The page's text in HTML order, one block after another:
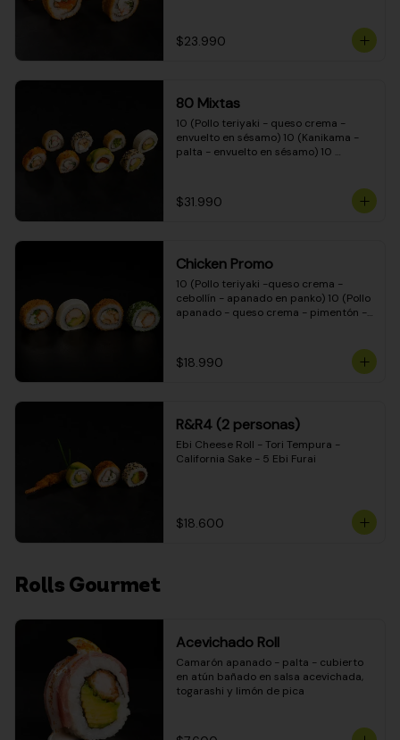
crema - cebollín)
$23.990
80 Mixtas
10 (Pollo teriyaki - queso crema -
envuelto en sésamo) 10 (Kanikama -
palta - envuelto en sésamo) 10
envuelto en queso crema) 10
(Camarón - queso crema - cebollín -
teriyaki - queso crema - cebollín -
envuelto en masa tempura) 10
(Pimentón - queso crema - cebollín -
envuelto en masa tempura)
$31.990
Chicken Promo
10 (Pollo teriyaki -queso crema -
cebollín - apanado en panko) 10 (Pollo
apanado - queso crema - pimentón -
ciboulette) 10 (Pollo teriyaki - palta -
envuelto en queso crema)
$18.990
R&R4 (2 personas)
Ebi Cheese Roll - Tori Tempura -
California Sake - 5 Ebi Furai
$18.600
Rolls Gourmet
Acevichado Roll
Camarón apanado - palta - cubierto
en atún bañado en salsa acevichada,
togarashi y limón de pica